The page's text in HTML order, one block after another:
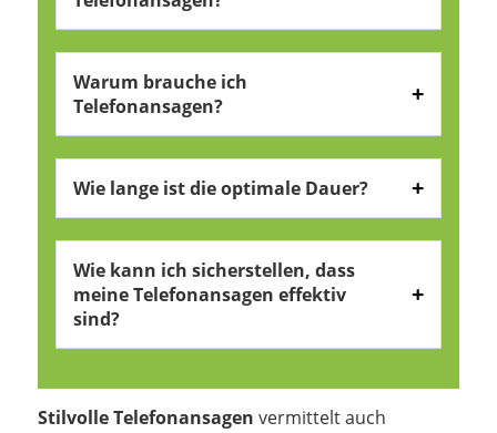
Warum brauche ich
Telefonansagen?
Wie lange ist die optimale Dauer?
Wie kann ich sicherstellen, dass
meine Telefonansagen effektiv
sind?
Stilvolle Telefonansagen vermittelt auch